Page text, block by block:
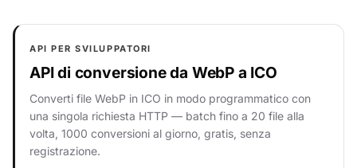
API PER SVILUPPATORI
API di conversione da WebP a ICO
Converti file WebP in ICO in modo programmatico con
una singola richiesta HTTP — batch fino a 20 file alla
volta, 1000 conversioni al giorno, gratis, senza
registrazione.